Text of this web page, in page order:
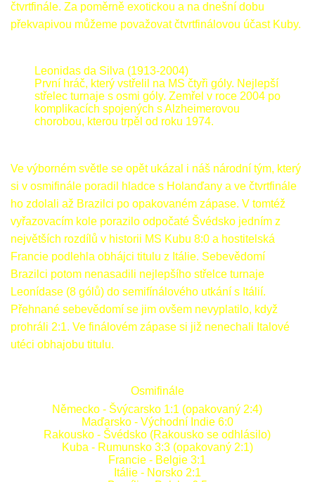
čtvrtfinále. Za poměrně exotickou a na dnešní dobu
překvapivou můžeme považovat čtvrtfinálovou účast Kuby.
Leonidas da Silva (1913-2004)
První hráč, který vstřelil na MS čtyři góly. Nejlepší
střelec turnaje s osmi góly. Zemřel v roce 2004 po
komplikacích spojených s Alzheimerovou
chorobou, kterou trpěl od roku 1974.
Ve výborném světle se opět ukázal i náš národní tým, který
si v osmifinále poradil hladce s Holanďany a ve čtvrtfinále
ho zdolali až Brazilci po opakovaném zápase. V tomtéž
vyřazovacím kole porazilo odpočaté Švédsko jedním z
největších rozdílů v historii MS Kubu 8:0 a hostitelská
Francie podlehla obhájci titulu z Itálie. Sebevědomí
Brazilci potom nenasadili nejlepšího střelce turnaje
Leonídase (8 gólů) do semifínálového utkání s Itálií.
Přehnané sebevědomí se jim ovšem nevyplatilo, když
prohráli 2:1. Ve finálovém zápase si již nenechali Italové
utéci obhajobu titulu.
Osmifinále
Německo - Švýcarsko 1:1 (opakovaný 2:4)
Maďarsko - Východní Indie 6:0
Rakousko - Švédsko (Rakousko se odhlásilo)
Kuba - Rumunsko 3:3 (opakovaný 2:1)
Francie - Belgie 3:1
Itálie - Norsko 2:1